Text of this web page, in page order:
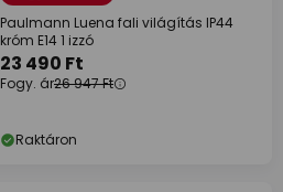
Paulmann Luena fali világítás IP44
króm E14 1 izzó
23 490 Ft
Fogy. ár26 947 Ft
Raktáron